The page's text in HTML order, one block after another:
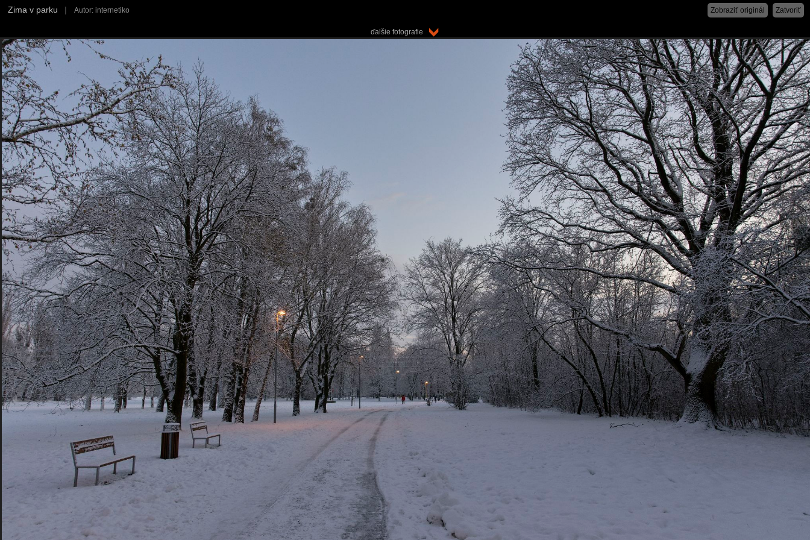
Zima v parku | Autor: internetiko Zatvoriť
Zobraziť originál
ďalšie fotografie